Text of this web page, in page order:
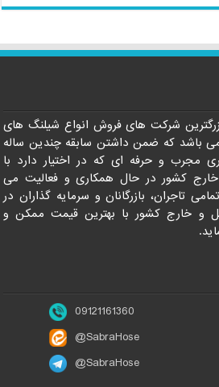
شرکت های فروش انواع شیلنگ های
باشد که ضمن داشتن سابقه چندین ساله
مجرب و حرفه ای که در اختیار دارد با
کشور در حال همکاری و فعالیت می
تاجران، بازرگانان و سرمایه گذاران در
و خارج کشور با بهترین قیمت ممکن و
09121161360
@SabraHose
@SabraHose